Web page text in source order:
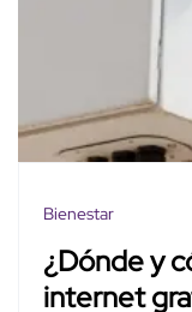
Bienestar
¿Dónde y
internet